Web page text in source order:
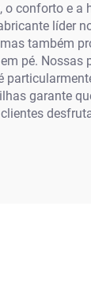
o conforto e a
líder
também
pé.
garante
clientes